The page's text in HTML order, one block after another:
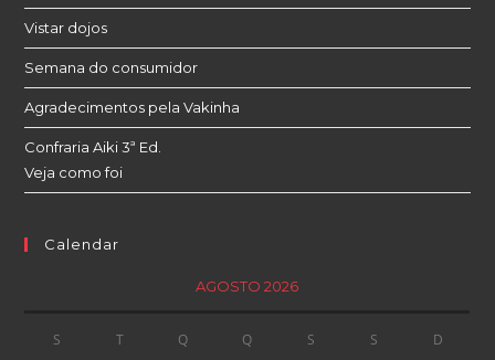
Vistar dojos
Semana do consumidor
Agradecimentos pela Vakinha
Confraria Aiki 3ª Ed.
Veja como foi
Calendar
AGOSTO 2026
S T Q Q S S D